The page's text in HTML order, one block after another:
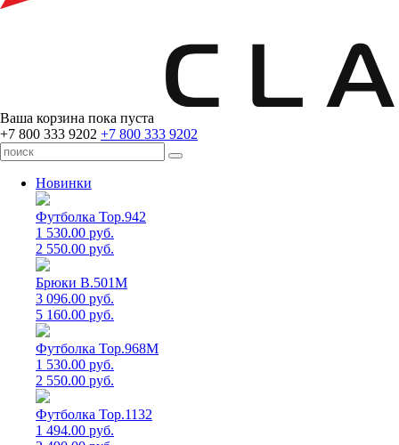
Ваша корзина пока пуста
+7 800 333 9202 +7 800 333 9202
Новинки
Футболка Top.942
1 530.00 руб.
2 550.00 руб.
Брюки B.501M
3 096.00 руб.
5 160.00 руб.
Футболка Top.968M
1 530.00 руб.
2 550.00 руб.
Футболка Top.1132
1 494.00 руб.